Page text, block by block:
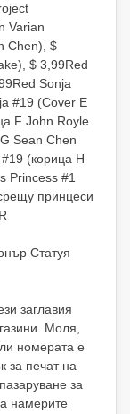
Varian
Chen), $
$ 3,99Red
Sonja
#19 (Cover E
F John Royle
Sean Chen
(корица H
Princess #1
принцеси
Статуя
заглавия
Моля,
номерата е
за печат на
за
намерите